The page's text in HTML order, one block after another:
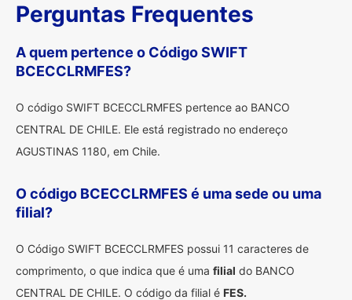
Perguntas Frequentes
A quem pertence o Código SWIFT
BCECCLRMFES?
O código SWIFT BCECCLRMFES pertence ao BANCO
CENTRAL DE CHILE. Ele está registrado no endereço
AGUSTINAS 1180, em Chile.
O código BCECCLRMFES é uma sede ou uma
filial?
O Código SWIFT BCECCLRMFES possui 11 caracteres de
comprimento, o que indica que é uma filial do BANCO
CENTRAL DE CHILE. O código da filial é FES.